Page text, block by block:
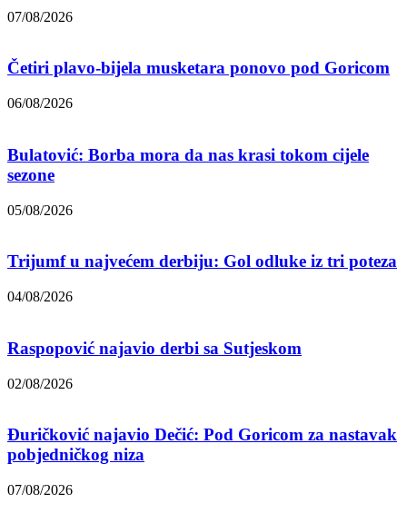
07/08/2026
Četiri plavo-bijela musketara ponovo pod Goricom
06/08/2026
Bulatović: Borba mora da nas krasi tokom cijele
sezone
05/08/2026
Trijumf u najvećem derbiju: Gol odluke iz tri poteza
04/08/2026
Raspopović najavio derbi sa Sutjeskom
02/08/2026
Đuričković najavio Dečić: Pod Goricom za nastavak
pobjedničkog niza
07/08/2026